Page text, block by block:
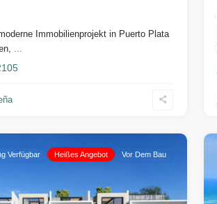
Immobilienprojekt in Puerto Plata
Verfügbar Heißes Angebot Vor Dem Bau